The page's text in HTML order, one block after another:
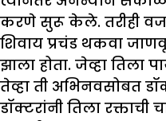
करणे सुरू केले. तरीही
शिवाय प्रचंड थकवा
झाला होता. जेव्हा
तेव्हा ती अभिनवसोबत
डॉक्टरांनी तिला